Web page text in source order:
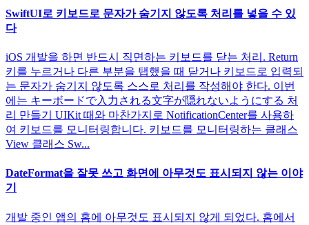
SwiftUI로 키보드로 문자가 숨기지 않도록 처리를 넣을 수 있
다
iOS 개발을 하면 반드시 직면하는 키보드를 닫는 처리. Return
키를 누르거나 다른 부분을 탭했을 때 닫거나 키보드로 입력되
는 문자가 숨기지 않도록 스스로 처리를 작성해야 한다. 이번
에는 キーボードで入力される文字が隠れないようにする 처
리 만들기 UIKit 때와 마찬가지로 NotificationCenter를 사용하
여 키보드를 모니터링합니다. 키보드를 모니터링하는 클래스
View 클래스 Sw...
DateFormat을 잘못 쓰고 화면에 아무것도 표시되지 않는 이야
기
개발 중인 앱의 홈에 아무것도 표시되지 않게 되었다. 홈에서